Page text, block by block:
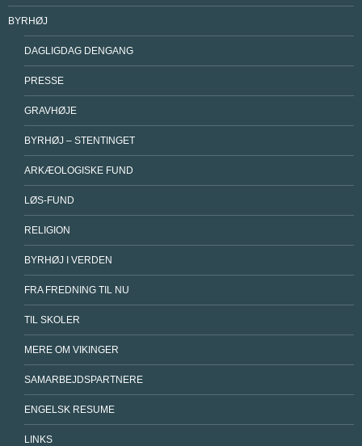
BYRHØJ
DAGLIGDAG DENGANG
PRESSE
GRAVHØJE
BYRHØJ – STENTINGET
ARKÆOLOGISKE FUND
LØS-FUND
RELIGION
BYRHØJ I VERDEN
FRA FREDNING TIL NU
TIL SKOLER
MERE OM VIKINGER
SAMARBEJDSPARTNERE
ENGELSK RESUME
LINKS